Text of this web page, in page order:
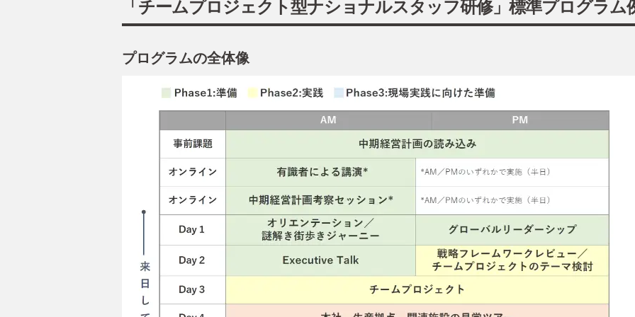
「チームプロジェクト型ナショナルスタッフ研修」標準プログラム
プログラムの全体像